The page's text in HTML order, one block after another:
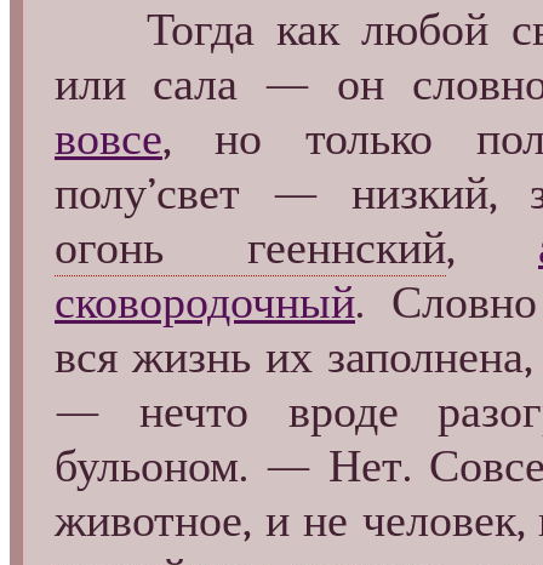
Тогда как любой
или сала — он
вовсе, но только
полу’свет — низкий,
огонь гееннский,
сковородочный.
вся жизнь их
— нечто вроде
бульоном. — Нет.
животное, и не